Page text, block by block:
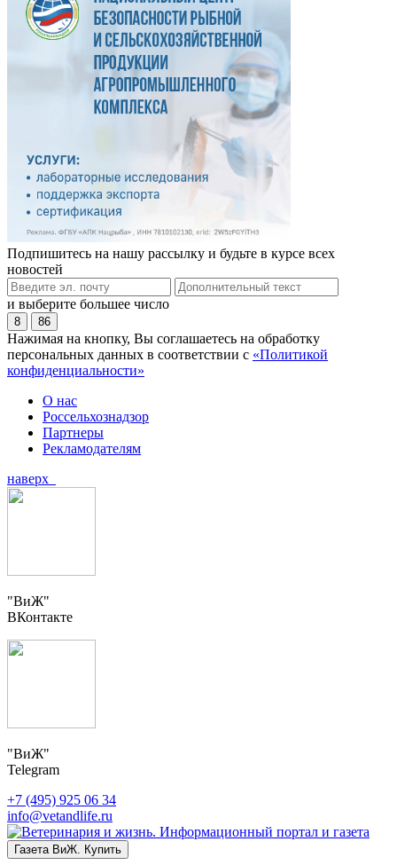
Подпишитесь на нашу рассылку и будьте в курсе всех
новостей
и выберите большее число
8 86
Нажимая на кнопку, Вы соглашаетесь на обработку
персональных данных в соответствии с «Политикой
конфиденциальности»
О нас
Россельхознадзор
Партнеры
Рекламодателям
наверх
"ВиЖ"
ВКонтакте
"ВиЖ"
Telegram
+7 (495) 925 06 34
info@vetandlife.ru
Газета ВиЖ. Купить